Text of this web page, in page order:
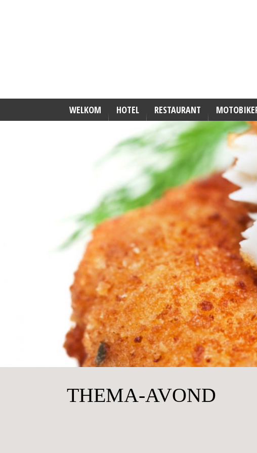
WELKOM HOTEL RESTAURANT
THEMA-AVOND